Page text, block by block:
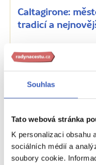
Souhlas
Tato webová stránka
K personalizaci obsahu
sociálních médií a
soubory cookie.
Caltagirone:
tradicí a